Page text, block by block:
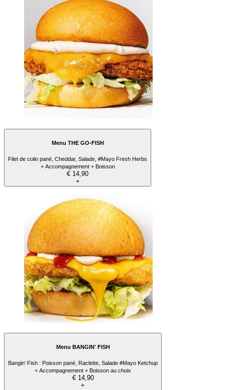
Menu THE GO-FISH
Filet de colin pané, Cheddar, Salade, #Mayo Fresh Herbs
+ Accompagnement + Boisson
€ 14,90
+
Menu BANGIN' FISH
Bangin' Fish : Poisson pané, Raclette, Salade #Mayo Ketchup
+ Accompagnement + Boisson au choix
€ 14,90
+